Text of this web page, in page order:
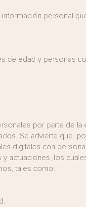
personal
de edad y personas
por parte de
Se advierte que,
digitales con
actuaciones, los
tales como: